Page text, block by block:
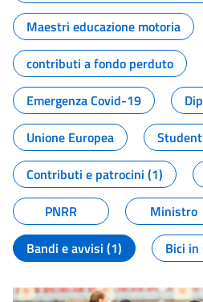
Maestri educazione motoria
contributi a fondo perduto
Emergenza Covid-19
Unione Europea
Contributi e patrocini (1)
PNRR
Ministro
Bandi e avvisi (1)
Bici in